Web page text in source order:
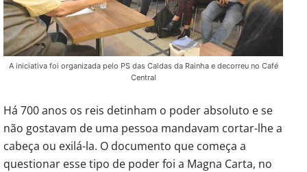
A iniciativa foi organizada pelo PS das Caldas da Rainha e decorreu no Café
Central
Há 700 anos os reis detinham o poder absoluto e se
não gostavam de uma pessoa mandavam cortar-lhe a
cabeça ou exilá-la. O documento que começa a
questionar esse tipo de poder foi a Magna Carta, no